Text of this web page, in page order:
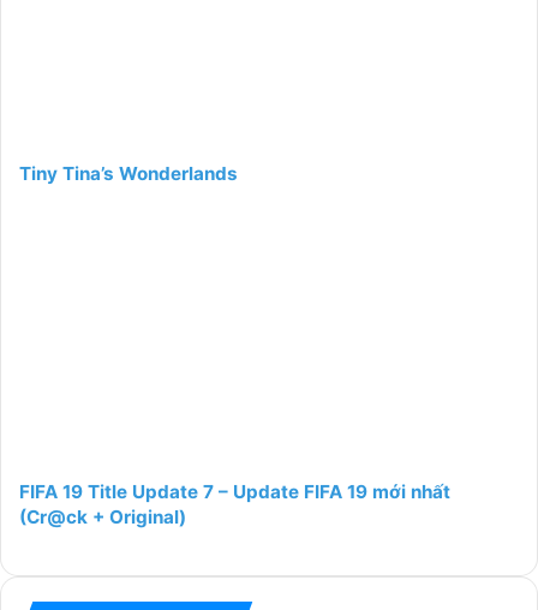
Tiny Tina’s Wonderlands
FIFA 19 Title Update 7 – Update FIFA 19 mới nhất
(Cr@ck + Original)